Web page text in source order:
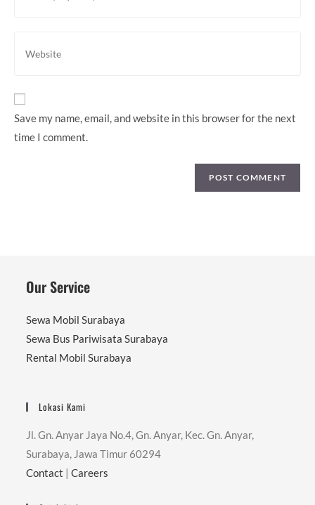
your
URL
Save my name, email, and website in this browser for the next
time I comment.
Our Service
Sewa Mobil Surabaya
Sewa Bus Pariwisata Surabaya
Rental Mobil Surabaya
Lokasi Kami
Jl. Gn. Anyar Jaya No.4, Gn. Anyar, Kec. Gn. Anyar,
Surabaya, Jawa Timur 60294
Contact |Careers